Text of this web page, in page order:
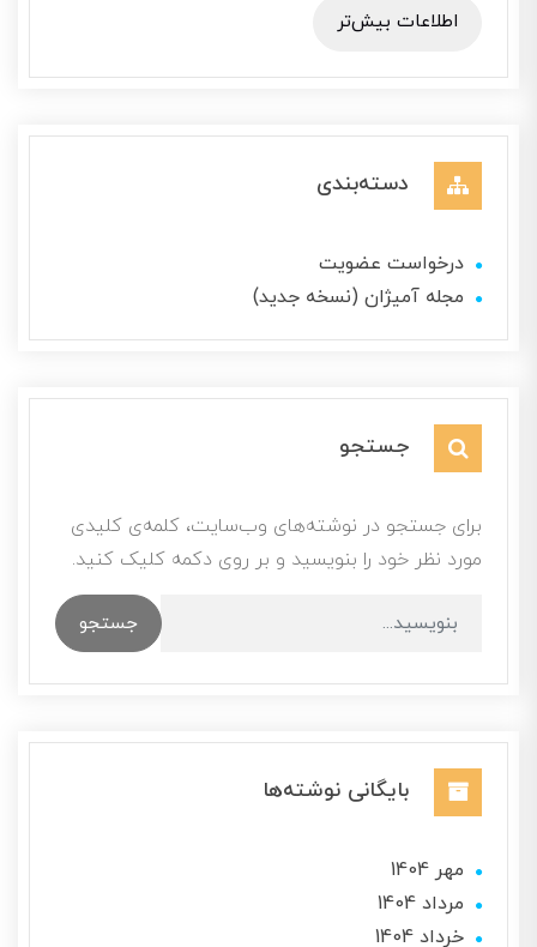
اطلاعات بیش‌تر
دسته‌بندی
درخواست عضویت
مجله آمیژان (نسخه جدید)
جستجو
برای جستجو در نوشته‌های وب‌سایت، کلمه‌ی کلیدی
مورد نظر خود را بنویسید و بر روی دکمه کلیک کنید.
جستجو
بایگانی نوشته‌ها
مهر 1404
مرداد 1404
خرداد 1404